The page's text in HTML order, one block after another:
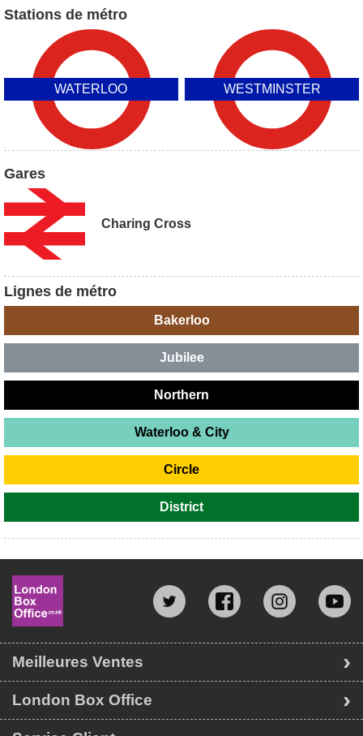
Stations de métro
WATERLOO WESTMINSTER
Gares
Charing Cross
Lignes de métro
Bakerloo
Jubilee
Northern
Waterloo & City
Circle
District
Meilleures Ventes
London Box Office